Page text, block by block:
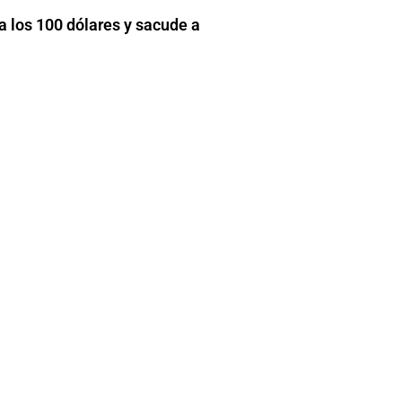
los 100 dólares y sacude a